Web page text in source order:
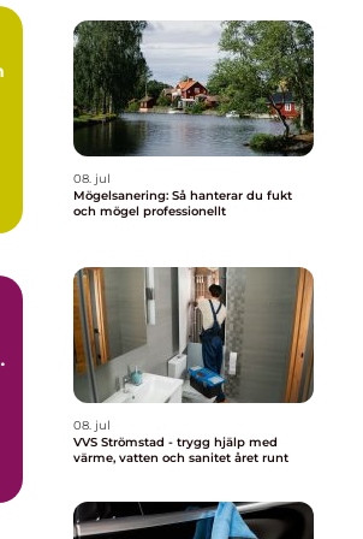
08. jul
Mögelsanering: Så hanterar du fukt
och mögel professionellt
08. jul
VVS Strömstad - trygg hjälp med
värme, vatten och sanitet året runt